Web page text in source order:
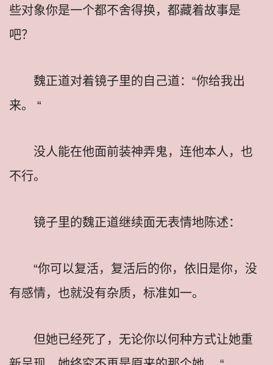
些对象你是一个都不舍得换，都藏着故事是
吧？
魏正道对着镜子里的自己道：“你给我出
来。 “
没人能在他面前装神弄鬼，连他本人，也
不行。
镜子里的魏正道继续面无表情地陈述：
“你可以复活，复活后的你，依旧是你，没
有感情，也就没有杂质，标准如一。
但她已经死了，无论你以何种方式让她重